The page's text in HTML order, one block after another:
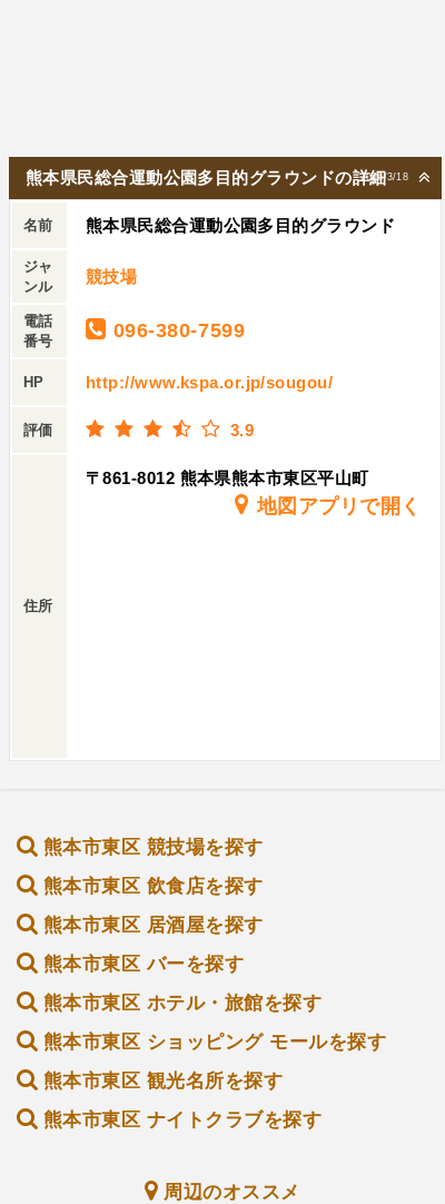
2026/3/18
熊本県民総合運動公園多目的グラウンドの詳細
名前 熊本県民総合運動公園多目的グラウンド
ジャ
ンル
競技場
電話
番号
096-380-7599
HP http://www.kspa.or.jp/sougou/
評価 3.9
住所
〒861-8012 熊本県熊本市東区平山町
地図アプリで開く
熊本市東区 競技場を探す
熊本市東区 飲食店を探す
熊本市東区 居酒屋を探す
熊本市東区 バーを探す
熊本市東区 ホテル・旅館を探す
熊本市東区 ショッピング モールを探す
熊本市東区 観光名所を探す
熊本市東区 ナイトクラブを探す
周辺のオススメ